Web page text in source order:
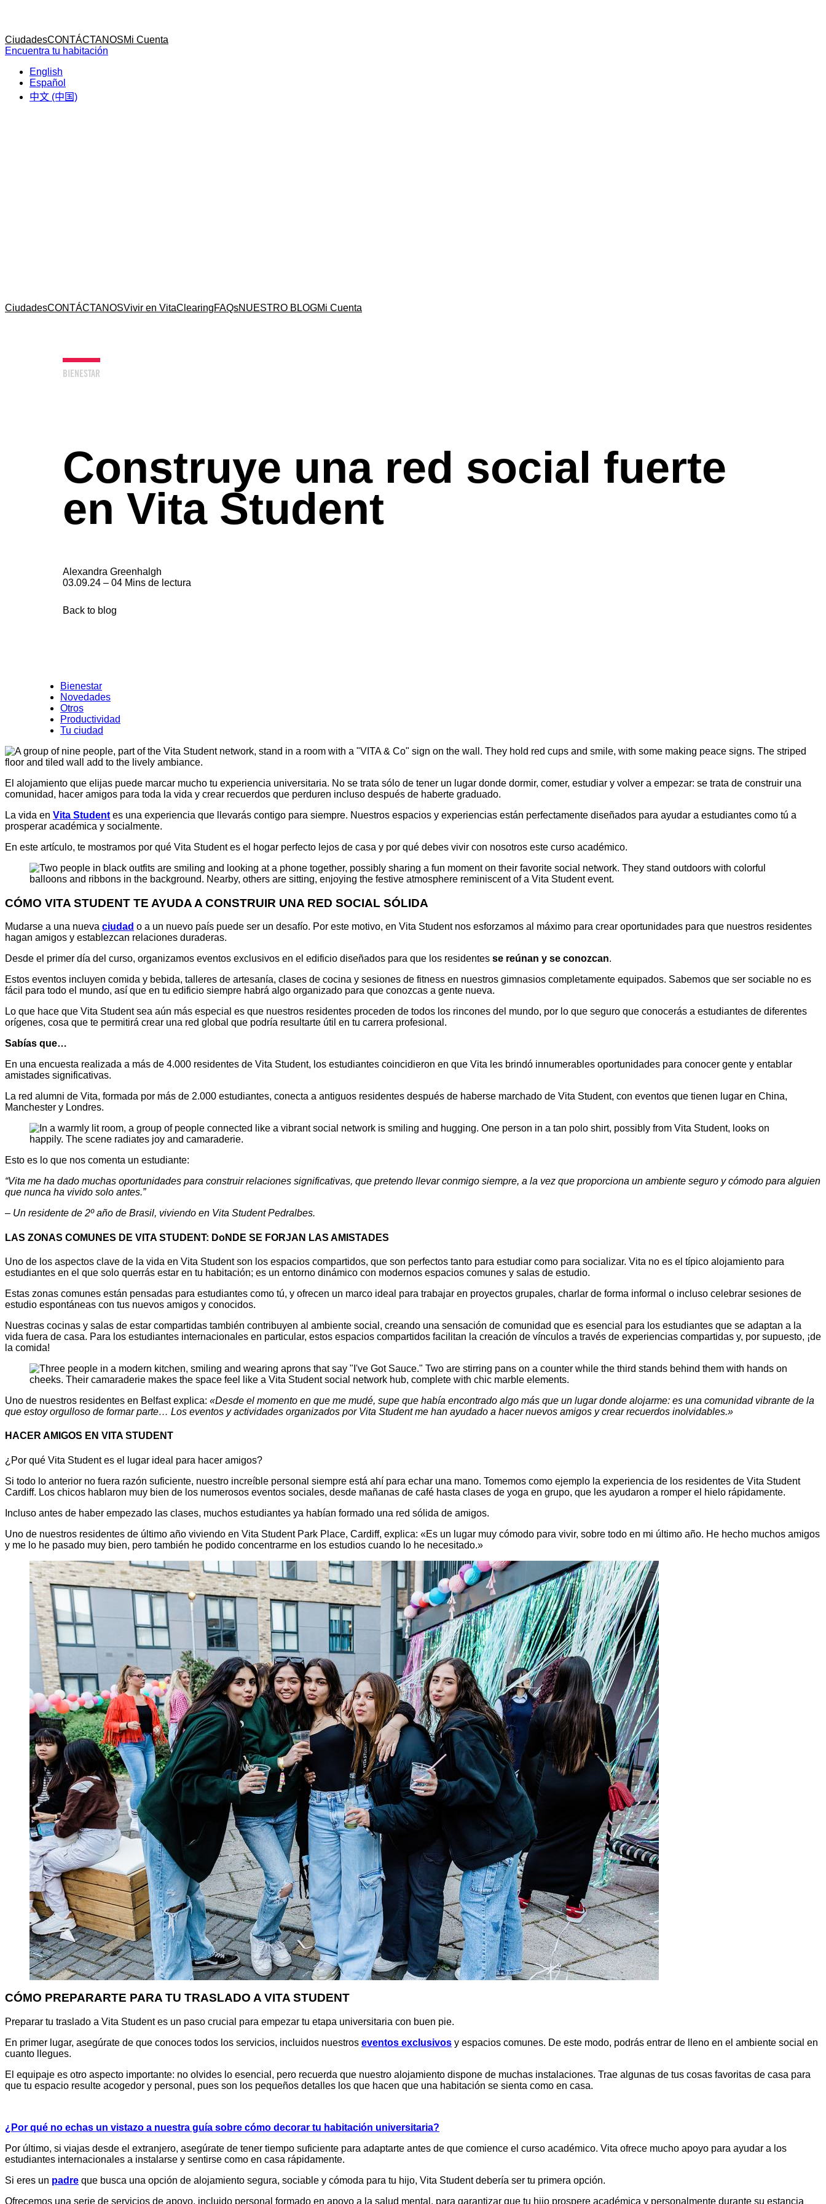
CiudadesCONTÁCTANOSMi Cuenta
Encuentra tu habitación
English
Español
中文 (中国)
CiudadesCONTÁCTANOSVivir en VitaClearingFAQsNUESTRO BLOGMi Cuenta
BIENESTAR
Construye una red social fuerte
en Vita Student
Alexandra Greenhalgh
03.09.24 – 04 Mins de lectura
Back to blog
Bienestar
Novedades
Otros
Productividad
Tu ciudad
El alojamiento que elijas puede marcar mucho tu experiencia universitaria. No se trata sólo de tener un lugar donde dormir, comer, estudiar y volver a empezar: se trata de construir una
comunidad, hacer amigos para toda la vida y crear recuerdos que perduren incluso después de haberte graduado.
La vida en Vita Student es una experiencia que llevarás contigo para siempre. Nuestros espacios y experiencias están perfectamente diseñados para ayudar a estudiantes como tú a
prosperar académica y socialmente.
En este artículo, te mostramos por qué Vita Student es el hogar perfecto lejos de casa y por qué debes vivir con nosotros este curso académico.
CÓMO VITA STUDENT TE AYUDA A CONSTRUIR UNA RED SOCIAL SÓLIDA
Mudarse a una nueva ciudad o a un nuevo país puede ser un desafío. Por este motivo, en Vita Student nos esforzamos al máximo para crear oportunidades para que nuestros residentes
hagan amigos y establezcan relaciones duraderas.
Desde el primer día del curso, organizamos eventos exclusivos en el edificio diseñados para que los residentes se reúnan y se conozcan.
Estos eventos incluyen comida y bebida, talleres de artesanía, clases de cocina y sesiones de fitness en nuestros gimnasios completamente equipados. Sabemos que ser sociable no es
fácil para todo el mundo, así que en tu edificio siempre habrá algo organizado para que conozcas a gente nueva.
Lo que hace que Vita Student sea aún más especial es que nuestros residentes proceden de todos los rincones del mundo, por lo que seguro que conocerás a estudiantes de diferentes
orígenes, cosa que te permitirá crear una red global que podría resultarte útil en tu carrera profesional.
Sabías que…
En una encuesta realizada a más de 4.000 residentes de Vita Student, los estudiantes coincidieron en que Vita les brindó innumerables oportunidades para conocer gente y entablar
amistades significativas.
La red alumni de Vita, formada por más de 2.000 estudiantes, conecta a antiguos residentes después de haberse marchado de Vita Student, con eventos que tienen lugar en China,
Manchester y Londres.
Esto es lo que nos comenta un estudiante:
“Vita me ha dado muchas oportunidades para construir relaciones significativas, que pretendo llevar conmigo siempre, a la vez que proporciona un ambiente seguro y cómodo para alguien
que nunca ha vivido solo antes.”
– Un residente de 2º año de Brasil, viviendo en Vita Student Pedralbes.
LAS ZONAS COMUNES DE VITA STUDENT: DoNDE SE FORJAN LAS AMISTADES
Uno de los aspectos clave de la vida en Vita Student son los espacios compartidos, que son perfectos tanto para estudiar como para socializar. Vita no es el típico alojamiento para
estudiantes en el que solo querrás estar en tu habitación; es un entorno dinámico con modernos espacios comunes y salas de estudio.
Estas zonas comunes están pensadas para estudiantes como tú, y ofrecen un marco ideal para trabajar en proyectos grupales, charlar de forma informal o incluso celebrar sesiones de
estudio espontáneas con tus nuevos amigos y conocidos.
Nuestras cocinas y salas de estar compartidas también contribuyen al ambiente social, creando una sensación de comunidad que es esencial para los estudiantes que se adaptan a la
vida fuera de casa. Para los estudiantes internacionales en particular, estos espacios compartidos facilitan la creación de vínculos a través de experiencias compartidas y, por supuesto, ¡de
la comida!
Uno de nuestros residentes en Belfast explica: «Desde el momento en que me mudé, supe que había encontrado algo más que un lugar donde alojarme: es una comunidad vibrante de la
que estoy orgulloso de formar parte… Los eventos y actividades organizados por Vita Student me han ayudado a hacer nuevos amigos y crear recuerdos inolvidables.»
HACER AMIGOS EN VITA STUDENT
¿Por qué Vita Student es el lugar ideal para hacer amigos?
Si todo lo anterior no fuera razón suficiente, nuestro increíble personal siempre está ahí para echar una mano. Tomemos como ejemplo la experiencia de los residentes de Vita Student
Cardiff. Los chicos hablaron muy bien de los numerosos eventos sociales, desde mañanas de café hasta clases de yoga en grupo, que les ayudaron a romper el hielo rápidamente.
Incluso antes de haber empezado las clases, muchos estudiantes ya habían formado una red sólida de amigos.
Uno de nuestros residentes de último año viviendo en Vita Student Park Place, Cardiff, explica: «Es un lugar muy cómodo para vivir, sobre todo en mi último año. He hecho muchos amigos
y me lo he pasado muy bien, pero también he podido concentrarme en los estudios cuando lo he necesitado.»
CÓMO PREPARARTE PARA TU TRASLADO A VITA STUDENT
Preparar tu traslado a Vita Student es un paso crucial para empezar tu etapa universitaria con buen pie.
En primer lugar, asegúrate de que conoces todos los servicios, incluidos nuestros eventos exclusivos y espacios comunes. De este modo, podrás entrar de lleno en el ambiente social en
cuanto llegues.
El equipaje es otro aspecto importante: no olvides lo esencial, pero recuerda que nuestro alojamiento dispone de muchas instalaciones. Trae algunas de tus cosas favoritas de casa para
que tu espacio resulte acogedor y personal, pues son los pequeños detalles los que hacen que una habitación se sienta como en casa.
¿Por qué no echas un vistazo a nuestra guía sobre cómo decorar tu habitación universitaria?
Por último, si viajas desde el extranjero, asegúrate de tener tiempo suficiente para adaptarte antes de que comience el curso académico. Vita ofrece mucho apoyo para ayudar a los
estudiantes internacionales a instalarse y sentirse como en casa rápidamente.
Si eres un padre que busca una opción de alojamiento segura, sociable y cómoda para tu hijo, Vita Student debería ser tu primera opción.
Ofrecemos una serie de servicios de apoyo, incluido personal formado en apoyo a la salud mental, para garantizar que tu hijo prospere académica y personalmente durante su estancia